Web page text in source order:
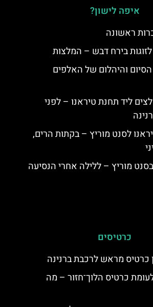
איפה לישון?
ראשונה
בירח דבש – המלצות
והיהלום של האלפים
ליד תחנת טיראנו – לפני
לסנט מוריץ – בקתות הרים,
מוריץ – ללילה אחרי הנסיעה
כרטיסים
כרטיס מראש לרכבת ברנינה
כרטיס הלוך־חזור – מה